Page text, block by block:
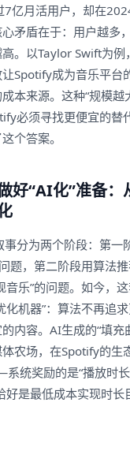
亿月活用户，却在
矛盾在于：用户越多
。以Taylor Swift为
Spotify成为音乐平台
本来源。这种“规模越
必须寻找更便宜的
个答案。
好“AI化”准备：
分为两个阶段：第一
题，第二阶段用算法
音乐”的问题。如今，
化机器”：算法不再追求
内容。AI生成的“填充
农场，在Spotify的生
统奖励的是“播放时长
好是最低成本实现时长